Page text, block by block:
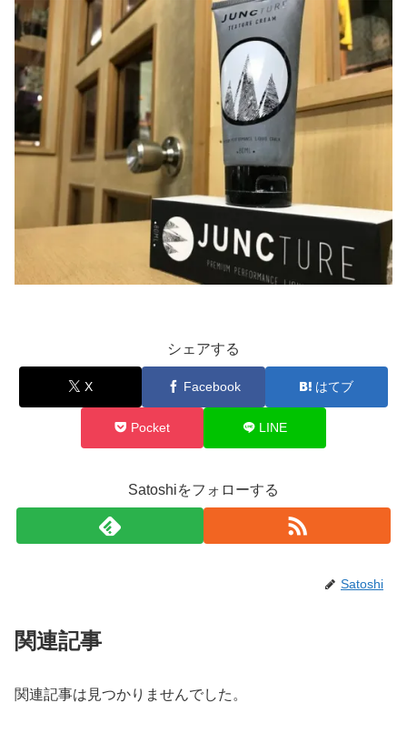
シェアする
X Facebook はてブ
Pocket LINE
Satoshiをフォローする
Satoshi
関連記事
関連記事は見つかりませんでした。